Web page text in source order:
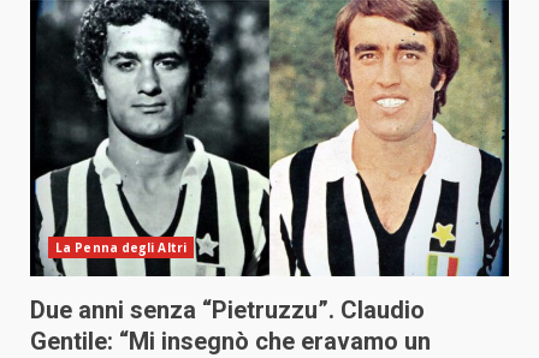
La Penna degli Altri
Due anni senza “Pietruzzu”. Claudio
Gentile: “Mi insegnò che eravamo un